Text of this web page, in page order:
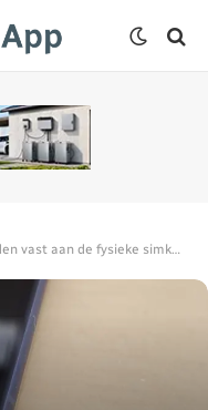
fysieke simkaart: eSIM groeit, maar blijft niche